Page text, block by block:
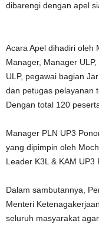
dibarengi dengan apel
Acara Apel dihadiri oleh
Manager, Manager
ULP, pegawai bagian
dan petugas pelayanan
Dengan total 120
Manager PLN UP3
yang dipimpin oleh
Leader K3L & KAM UP3
Dalam sambutannya,
Menteri
seluruh masyarakat